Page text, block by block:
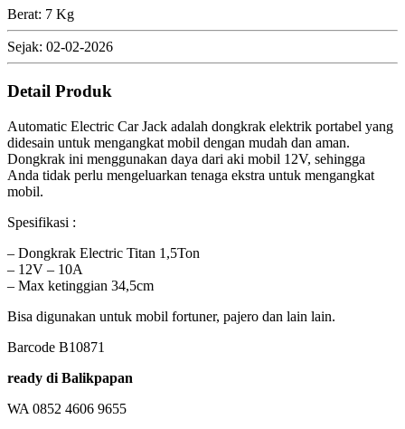
Berat: 7 Kg
Sejak: 02-02-2026
Detail Produk
Automatic Electric Car Jack adalah dongkrak elektrik portabel yang
didesain untuk mengangkat mobil dengan mudah dan aman.
Dongkrak ini menggunakan daya dari aki mobil 12V, sehingga
Anda tidak perlu mengeluarkan tenaga ekstra untuk mengangkat
mobil.
Spesifikasi :
– Dongkrak Electric Titan 1,5Ton
– 12V – 10A
– Max ketinggian 34,5cm
Bisa digunakan untuk mobil fortuner, pajero dan lain lain.
Barcode B10871
ready di Balikpapan
WA 0852 4606 9655